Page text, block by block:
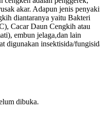
akar. Adapun jenis
diantaranya yaitu Bakteri
Cacar Daun Cengkih atau
embun jelaga,dan lain
digunakan insektisida/
dibuka.